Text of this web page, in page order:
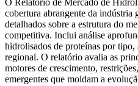
O Relatório de Mercado de
cobertura abrangente da indústria
detalhados sobre a estrutura do
competitiva. Inclui análise
hidrolisados ​​de proteínas por tipo,
regional. O relatório avalia as
motores de crescimento,
emergentes que moldam a